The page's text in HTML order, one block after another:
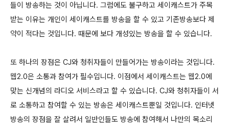
들이 방송하는 것이 아닙니다. 그럼에도 불구하고 세이캐스트가 주목
받는 이유는 개인이 세이캐스트를 방송을 할 수 있고 기존방송보다 제
약이 적다는 것입니다. 때문에 보다 개성있는 방송을 할 수 있습니다.
또 하나의 장점은 CJ와 청취자들이 만들어가는 방송이라는 것입니다.
웹2.0은 소통과 참여가 필수입니다. 이점에서 세이캐스트는 웹2.0에
맞는 신개념의 라디오 서비스라고 할 수 있습니다. CJ와 청취자들이 서
로 소통하고 참여할 수 있는 방송은 세이캐스트뿐일 것입니다. 인터넷
방송의 장점을 잘 살려서 일반인들도 방송에 참여해서 나만의 목소리